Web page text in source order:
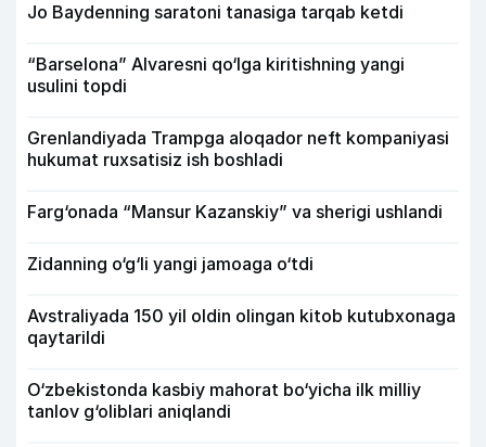
Jo Baydenning saratoni tanasiga tarqab ketdi
“Barselona” Alvaresni qo‘lga kiritishning yangi
usulini topdi
Grenlandiyada Trampga aloqador neft kompaniyasi
hukumat ruxsatisiz ish boshladi
Farg‘onada “Mansur Kazanskiy” va sherigi ushlandi
Zidanning o‘g‘li yangi jamoaga o‘tdi
Avstraliyada 150 yil oldin olingan kitob kutubxonaga
qaytarildi
O‘zbekistonda kasbiy mahorat bo‘yicha ilk milliy
tanlov g‘oliblari aniqlandi